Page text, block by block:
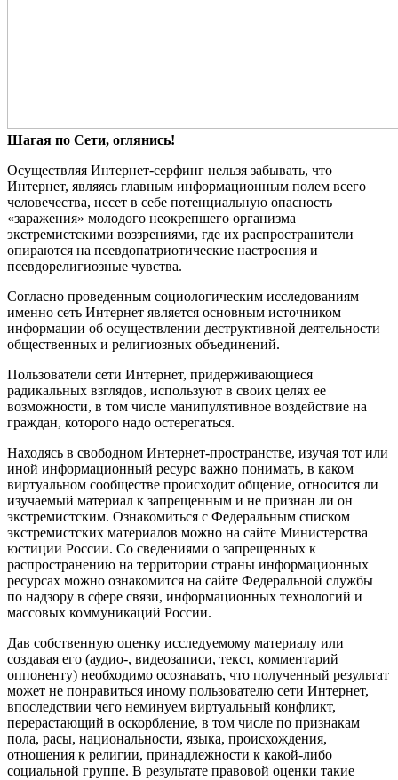
Шагая по Сети, оглянись!
Осуществляя Интернет-серфинг нельзя забывать, что
Интернет, являясь главным информационным полем всего
человечества, несет в себе потенциальную опасность
«заражения» молодого неокрепшего организма
экстремистскими воззрениями, где их распространители
опираются на псевдопатриотические настроения и
псевдорелигиозные чувства.
Согласно проведенным социологическим исследованиям
именно сеть Интернет является основным источником
информации об осуществлении деструктивной деятельности
общественных и религиозных объединений.
Пользователи сети Интернет, придерживающиеся
радикальных взглядов, используют в своих целях ее
возможности, в том числе манипулятивное воздействие на
граждан, которого надо остерегаться.
Находясь в свободном Интернет-пространстве, изучая тот или
иной информационный ресурс важно понимать, в каком
виртуальном сообществе происходит общение, относится ли
изучаемый материал к запрещенным и не признан ли он
экстремистским. Ознакомиться с Федеральным списком
экстремистских материалов можно на сайте Министерства
юстиции России. Со сведениями о запрещенных к
распространению на территории страны информационных
ресурсах можно ознакомится на сайте Федеральной службы
по надзору в сфере связи, информационных технологий и
массовых коммуникаций России.
Дав собственную оценку исследуемому материалу или
создавая его (аудио-, видеозаписи, текст, комментарий
оппоненту) необходимо осознавать, что полученный результат
может не понравиться иному пользователю сети Интернет,
впоследствии чего неминуем виртуальный конфликт,
перерастающий в оскорбление, в том числе по признакам
пола, расы, национальности, языка, происхождения,
отношения к религии, принадлежности к какой-либо
социальной группе. В результате правовой оценки такие